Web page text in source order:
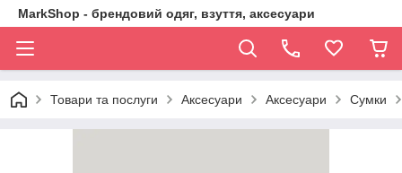
MarkShop - брендовий одяг, взуття, аксесуари
Товари та послуги Аксесуари Аксесуари Сумки